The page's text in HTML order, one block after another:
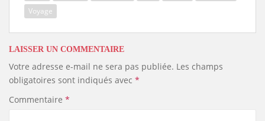
Voyage
LAISSER UN COMMENTAIRE
Votre adresse e-mail ne sera pas publiée. Les champs
obligatoires sont indiqués avec *
Commentaire *